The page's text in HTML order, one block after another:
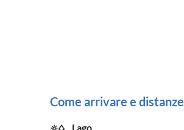
Come arrivare e distanze
Lago